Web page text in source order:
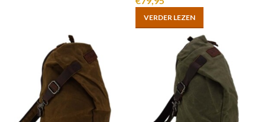
VERDER LEZEN